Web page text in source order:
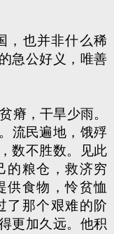
，也并非什么稀
急公好义，唯善
瘠，干旱少雨。
流民遍地，饿殍
数不胜数。见此
的粮仓，救济穷
供食物，怜贫恤
了那个艰难的阶
更加久远。他积